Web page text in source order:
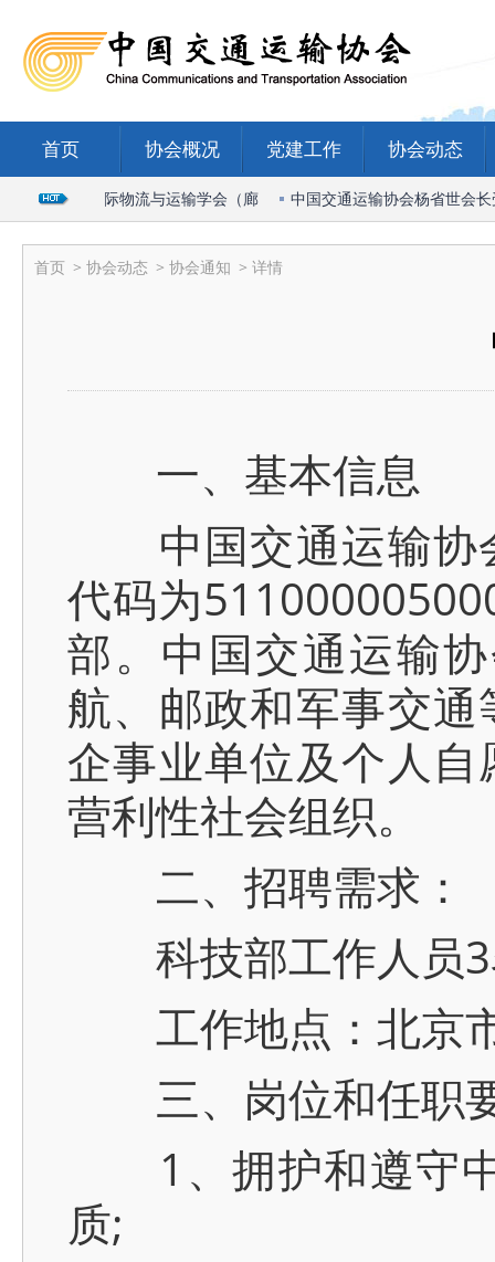
首页 协会概况 党建工作 协会动态
席2026国际物流与运输学会（廊 中国交通运输协会杨省世会长受
首页 > 协会动态 > 协会通知 > 详情
一、基本信息
中国交通运输协
代码为
部。中国交通运输
航、邮政和军事交
企事业单位及个人
营利性社会组织。
二、招聘需求：
科技部工作人员
工作地点：北京
三、岗位和任职
1、拥护和遵守中
质;